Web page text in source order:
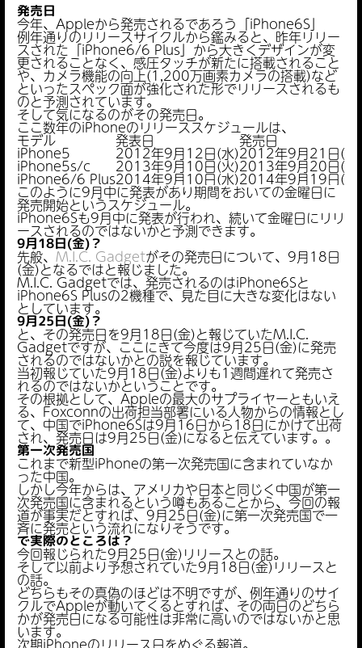
発売日
今年、Appleから発売されるであろう「iPhone6S」
例年通りのリリースサイクルから鑑みると、昨年リリー
スされた「iPhone6/6 Plus」から大きくデザインが変
更されることなく、感圧タッチが新たに搭載されること
や、カメラ機能の向上(1,200万画素カメラの搭載)など
といったスペック面が強化された形でリリースされるも
のと予測されています。
そして気になるのがその発売日。
ここ数年のiPhoneのリリーススケジュールは、
モデル 発表日 発売日
iPhone5 2012年9月12日(水)2012年9月21日(金)
iPhone5s/c 2013年9月10日(火)2013年9月20日(金)
iPhone6/6 Plus2014年9月10日(水)2014年9月19日(金)
このように9月中に発表があり期間をおいての金曜日に
発売開始というスケジュール。
iPhone6Sも9月中に発表が行われ、続いて金曜日にリリ
ースされるのではないかと予測できます。
9月18日(金)？
先般、 M.I.C. Gadgetがその発売日について、9月18日
(金)となるではと報じました。
M.I.C. Gadgetでは、発売されるのはiPhone6Sと
iPhone6S Plusの2機種で、見た目に大きな変化はない
としています。
9月25日(金)？
と、その発売日を9月18日(金)と報じていたM.I.C.
Gadgetですが、ここにきて今度は9月25日(金)に発売
されるのではないかとの説を報じています。
当初報じていた9月18日(金)よりも1週間遅れて発売さ
れるのではないかということです。
その根拠として、Appleの最大のサプライヤーともいえ
る、Foxconnの出荷担当部署にいる人物からの情報とし
て、中国でiPhone6Sは9月16日から18日にかけて出荷
され、発売日は9月25日(金)になると伝えています。。
第一次発売国
これまで新型iPhoneの第一次発売国に含まれていなか
った中国。
しかし今年からは、アメリカや日本と同じく中国が第一
次発売国に含まれるという噂もあることから、今回の報
道が事実だとすれば、9月25日(金)に第一次発売国で一
斉に発売という流れになりそうです。
で実際のところは？
今回報じられた9月25日(金)リリースとの話。
そして以前より予想されていた9月18日(金)リリースと
の話。
どちらもその真偽のほどは不明ですが、例年通りのサイ
クルでAppleが動いてくるとすれば、その両日のどちら
かが発売日になる可能性は非常に高いのではないかと思
います。
次期iPhoneのリリース日をめぐる報道。